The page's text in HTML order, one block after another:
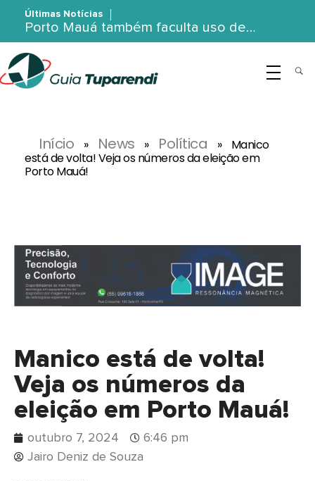
Últimas Notícias
Porto Mauá também faculta uso de…
Início » News » Política »
Manico
está de volta! Veja os números da eleição em
Porto Mauá!
Manico está de volta!
Veja os números da
eleição em Porto Mauá!
outubro 7, 2024
6:46 pm
Jairo Deniz de Souza